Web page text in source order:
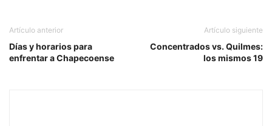
Artículo anterior
Días y horarios para
enfrentar a Chapecoense
Artículo siguiente
Concentrados vs. Quilmes:
los mismos 19